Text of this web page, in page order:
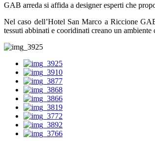
GAB arreda si affida a designer esperti che
Nel caso dell’Hotel San Marco a Riccione
tessuti abbinati e cooridinati creano un ambiente